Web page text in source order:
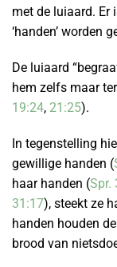
met de luiaard. Er
‘handen’ worden
De luiaard
hem zelfs maar
19:24, 21:25).
In tegenstelling
gewillige handen (
haar handen (Spr.
31:17), steekt ze
handen houden
brood van